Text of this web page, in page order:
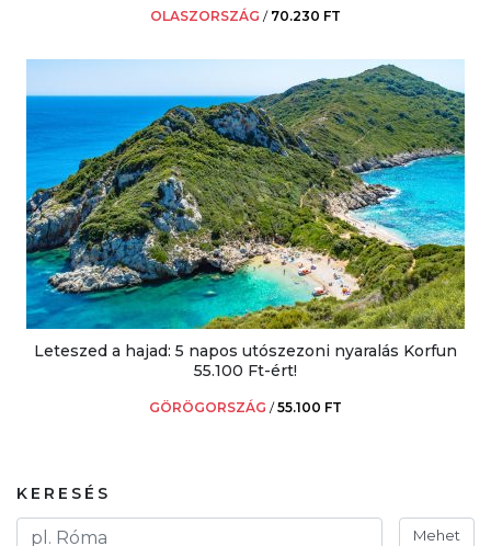
OLASZORSZÁG / 70.230 FT
Leteszed a hajad: 5 napos utószezoni nyaralás Korfun
55.100 Ft-ért!
GÖRÖGORSZÁG /55.100 FT
KERESÉS
Mehet